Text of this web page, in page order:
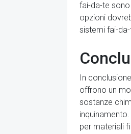
fai-da-te
opzioni
sistemi fai-
In
offrono un
sostanze
per materiali